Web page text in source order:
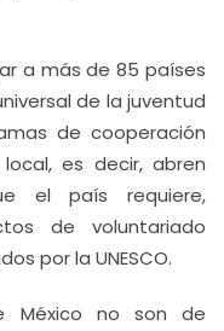
a más de 85 países
de la juventud
de cooperación
es decir, abren
el país requiere,
de voluntariado
por la UNESCO.
México no son de